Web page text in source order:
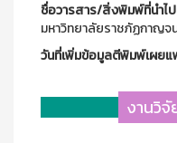
ชื่อวารสาร/สิ่งพิมพ์ที่นำไ
มหาวิทยาลัยราชภัฏกาญจ
วันที่เพิ่มข้อมูลตีพิมพ์เผยแ
งานวิ